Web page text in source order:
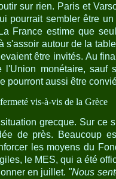
sur rien. Paris et
pourrait sembler être
France estime que
s'assoir autour de la
être invités. Au
monétaire, sauf
pourront aussi être
vis-à-vis de la Grèce
grecque. Sur ce
de près. Beaucoup
les moyens du
le MES, qui a été
en juillet. "Nous